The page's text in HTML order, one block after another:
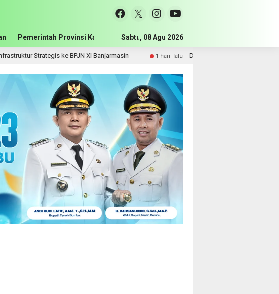
Pemerintah Provinsi Kalimantan Selatan Pemerintah Kabupaten Tanah
Sabtu, 08 Agu 2026
ke BPJN XI Banjarmasin 1 hari lalu DPRD Tanah Bumbu Perjuangkan Sarpras